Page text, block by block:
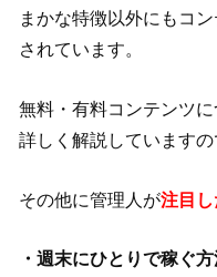
まかな特徴以外にもコ
されています。
無料・有料コンテンツ
詳しく解説していますの
その他に管理人が注目
・週末にひとりで稼ぐ